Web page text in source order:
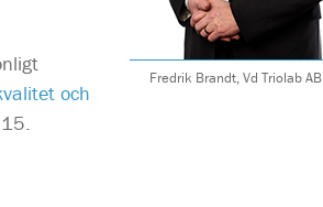
och
Fredrik Brandt, Vd Triolab AB